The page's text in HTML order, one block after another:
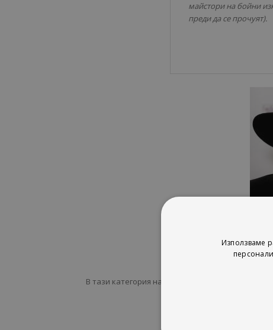
майстори на бойни
преди да се прочуят).
В тази категория на онлайн книжарница Сиела
Използваме